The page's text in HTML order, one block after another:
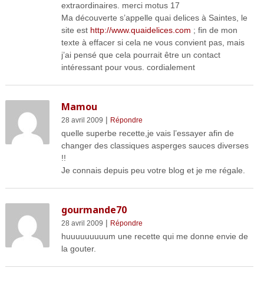
extraordinaires. merci motus 17
Ma découverte s’appelle quai delices à Saintes, le
site est http://www.quaidelices.com ; fin de mon
texte à effacer si cela ne vous convient pas, mais
j’ai pensé que cela pourrait être un contact
intéressant pour vous. cordialement
Mamou
28 avril 2009 | Répondre
quelle superbe recette,je vais l’essayer afin de
changer des classiques asperges sauces diverses
!!
Je connais depuis peu votre blog et je me régale.
gourmande70
28 avril 2009 | Répondre
huuuuuuuuum une recette qui me donne envie de
la gouter.